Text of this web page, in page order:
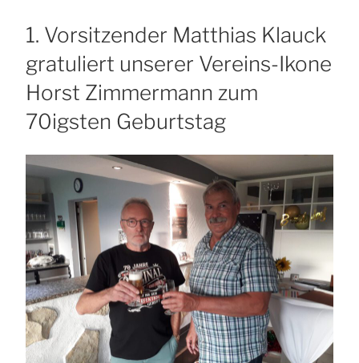
1. Vorsitzender Matthias Klauck
gratuliert unserer Vereins-Ikone
Horst Zimmermann zum
70igsten Geburtstag